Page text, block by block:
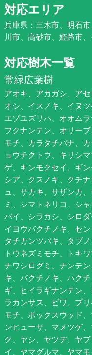
対応エリア
兵庫県：三木市、明石
川市、高砂市、姫路市
対応樹木一覧
常緑広葉樹
アオキ、アカガシ、ア
オシ、イスノキ、イヌ
エゾユズリハ、オオム
フクナンテン、オリー
モチ、カラタチバナ、
ョウチクトウ、キリシ
ゲ、キンモクセイ、ギ
シア、クスノキ、クチ
ュ、サカキ、サザンカ
ミ、シマトネリコ、シ
バイ、シラカシ、シロ
イヨウバクチノキ、セ
タチカンツバキ、タブ
トウネズミモチ、トキ
ナワシログミ、ナンテ
キ、バクチノキ、ハク
ギ、ヒイラギナンテン
ラカンサス、ビワ、プ
モチ、ボックスウッド
ンヒューサ、マメツゲ
ク、ヤシ、ヤツデ、ヤ
イ、ヤマグルマ、ヤマ